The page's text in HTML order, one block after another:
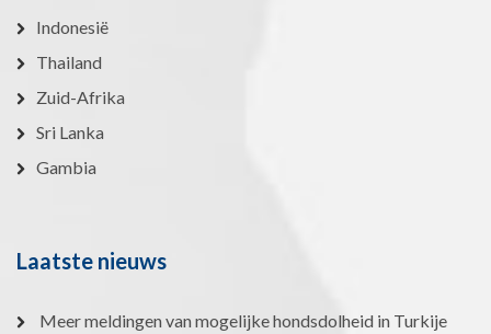
Indonesië
Thailand
Zuid-Afrika
Sri Lanka
Gambia
Laatste nieuws
Meer meldingen van mogelijke hondsdolheid in Turkije